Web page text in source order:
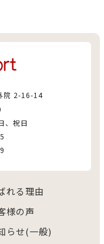
院 2-16-14
、祝日
れる理由
様の声
らせ(一般)